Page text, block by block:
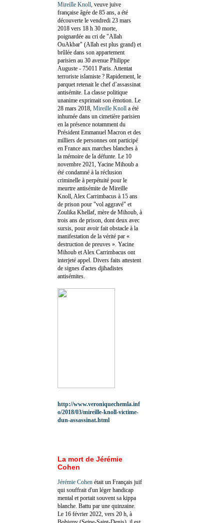
Mireille Knoll , veuve juive
française âgée de 85 ans, a été
découverte le vendredi 23 mars
2018 vers 18 h 30 morte,
poignardée au cri de "Allah
OuAkbar" (Allah est plus grand) et
brûlée dans son appartement
parisien au 30 avenue Philippe
Auguste - 75011 Paris. Attentat
terroriste islamiste ? Rapidement, le
parquet retenait le chef d’assassinat
antisémite. La classe politique
unanime exprimait son émotion. Le
28 mars 2018, Mireille Knoll a été
inhumée dans un cimetière parisien
en la présence notamment du
Président Emmanuel Macron et des
milliers de personnes ont participé
en France aux marches blanches à
la mémoire de la défunte. Le 10
novembre 2021, Yacine Mihoub a
été condamné à la réclusion
criminelle à perpétuité pour le
meurtre antisémite de Mireille
Knoll, Alex Carrimbacus à 15 ans
de prison pour "vol aggravé" et
Zoulika Khellaf, mère de Mihoub, à
trois ans de prison, dont deux avec
sursis, pour avoir fait obstacle à la
manifestation de la vérité par «
destruction de preuves ». Yacine
Mihoub et Alex Carrimbacus ont
interjeté appel. Divers faits attestent
de signes d'actes djihadistes
antisémites.
http://www.veroniquechemla.inf
o/2018/03/mireille-knoll-victime-
dun-assassinat.html
La mort de Jérémie
Cohen
Jérémie Cohen était un Français juif
qui souffrait d'un léger handicap
mental et portait souvent sa kippa
blanche. Battu par une quinzaine.
Le 16 février 2022, vers 20 h, à